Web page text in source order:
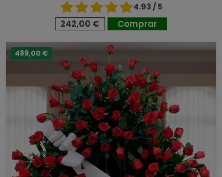
4.93 / 5
242,00 € Comprar
489,00 €